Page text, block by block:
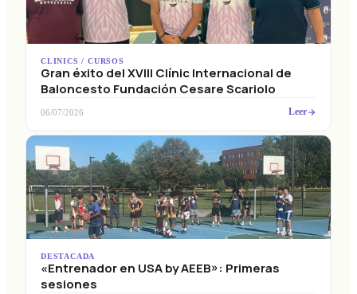
CLINICS / CURSOS
Gran éxito del XVIII Clínic Internacional de
Baloncesto Fundación Cesare Scariolo
06/07/2026 Leer
DESTACADA
«Entrenador en USA by AEEB»: Primeras
sesiones